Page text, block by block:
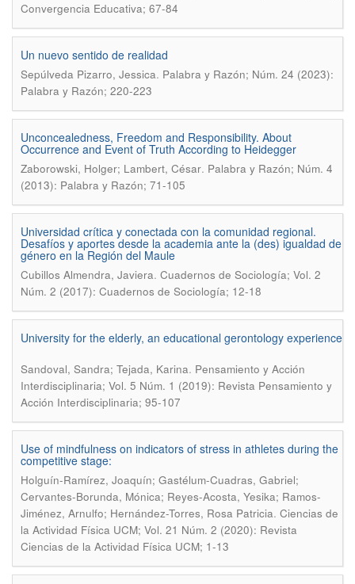
Convergencia Educativa; 67-84
Un nuevo sentido de realidad
Sepúlveda Pizarro, Jessica. Palabra y Razón; Núm. 24 (2023):
Palabra y Razón; 220-223
Unconcealedness, Freedom and Responsibility. About
Occurrence and Event of Truth According to Heidegger
Zaborowski, Holger; Lambert, César. Palabra y Razón; Núm. 4
(2013): Palabra y Razón; 71-105
Universidad crítica y conectada con la comunidad regional.
Desafíos y aportes desde la academia ante la (des) igualdad de
género en la Región del Maule
Cubillos Almendra, Javiera. Cuadernos de Sociología; Vol. 2
Núm. 2 (2017): Cuadernos de Sociología; 12-18
University for the elderly, an educational gerontology experience
Sandoval, Sandra; Tejada, Karina. Pensamiento y Acción
Interdisciplinaria; Vol. 5 Núm. 1 (2019): Revista Pensamiento y
Acción Interdisciplinaria; 95-107
Use of mindfulness on indicators of stress in athletes during the
competitive stage:
Holguín-Ramírez, Joaquín; Gastélum-Cuadras, Gabriel;
Cervantes-Borunda, Mónica; Reyes-Acosta, Yesika; Ramos-
Jiménez, Arnulfo; Hernández-Torres, Rosa Patricia. Ciencias de
la Actividad Física UCM; Vol. 21 Núm. 2 (2020): Revista
Ciencias de la Actividad Física UCM; 1-13